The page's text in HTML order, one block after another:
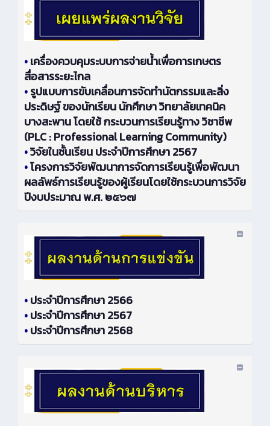
•เครื่องควบคุมระบบการจ่ายน้ำเพื่อการเกษตร
สื่อสารระยะไกล
•รูปแบบการขับเคลื่อนการจัดทำนัตกรรมและสิ่ง
ประดิษฐ์ ของนักเรียน นักศึกษา วิทยาลัยเทคนิค
บางสะพาน โดยใช้ กระบวนการเรียนรู้ทาง วิชาชีพ
(PLC : Professional Learning Community)
•วิจัยในชั้นเรียน ประจำปีการศึกษา 2567
•โครงการวิจัยพัฒนาการจัดการเรียนรู้เพื่อพัฒนา
ผลลัพธ์การเรียนรู้ของผู้เรียนโดยใช้กระบวนการวิจัย
ปีงบประมาณ พ.ศ. ๒๕๖๗
•ประจำปีการศึกษา 2566
•ประจำปีการศึกษา 2567
•ประจำปีการศึกษา 2568